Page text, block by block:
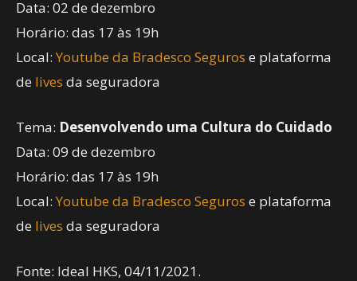
Data: 02 de dezembro
Horário: das 17 às 19h
Local: Youtube da Bradesco Seguros e plataforma
de lives da seguradora
Tema: Desenvolvendo uma Cultura do Cuidado
Data: 09 de dezembro
Horário: das 17 às 19h
Local: Youtube da Bradesco Seguros e plataforma
de lives da seguradora
Fonte: Ideal HKS, 04/11/2021.